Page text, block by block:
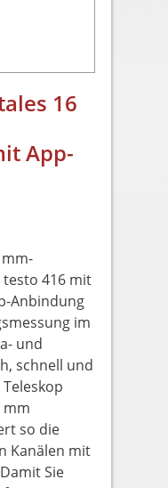
16
App-
416 mit
Anbindung
im
und
schnell und
mm
so die
Kanälen mit
Sie